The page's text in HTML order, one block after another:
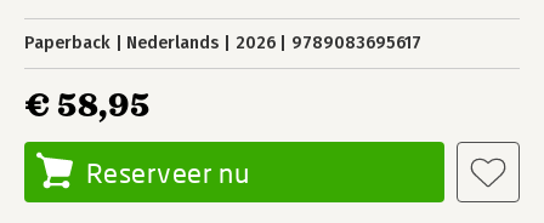
Paperback Nederlands 2026 9789083695617
€ 58,95
Reserveer nu